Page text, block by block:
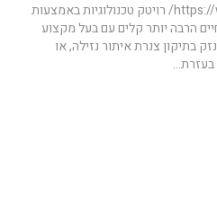
https://www.roitk-technologies.com/ רויטק טכנולוגיות באמצעות
הרבה יותר קלים עם בעל מקצוע
בתיקון צנרת איתור נזילה, או